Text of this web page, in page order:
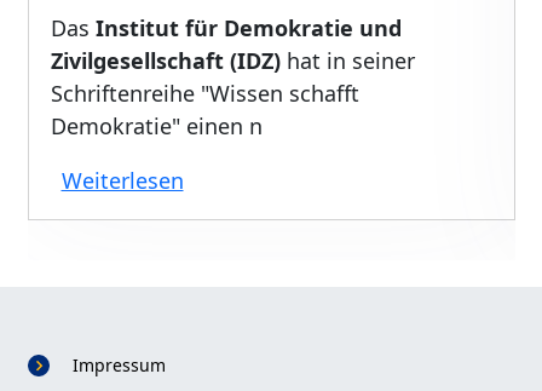
Das Institut für Demokratie und
Zivilgesellschaft (IDZ)hat in seiner
Schriftenreihe "Wissen schafft
Demokratie" einen n
Weiterlesenüber Projektvorstellung in
Impressum